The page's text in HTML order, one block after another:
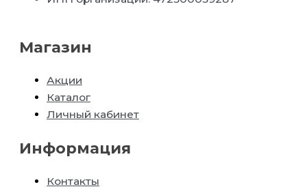
Магазин
Акции
Каталог
Личный кабинет
Информация
Контакты